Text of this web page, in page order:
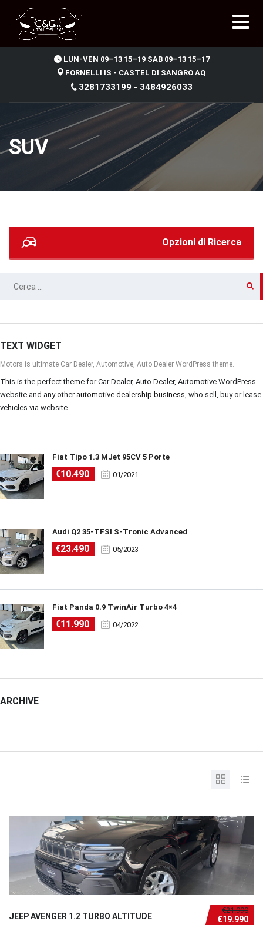
LUN-VEN 09–13 15–19 SAB 09–13 15–17
FORNELLI IS - CASTEL DI SANGRO AQ
3281733199 - 3484926033
SUV
Opzioni di Ricerca
RICERCA
TEXT WIDGET
Motors is ultimate Car Dealer, Automotive, Auto Dealer WordPress theme.
This is the perfect theme for Car Dealer, Auto Dealer, Automotive WordPress
website and any other automotive dealership business, who sell, buy or lease
vehicles via website.
Fiat Tipo 1.3 MJet 95CV 5 Porte
€10.490 01/2021
Audi Q2 35-TFSI S-Tronic Advanced
€23.490 05/2023
Fiat Panda 0.9 TwinAir Turbo 4×4
€11.990 04/2022
ARCHIVE
€21.990
€19.990
JEEP AVENGER 1.2 TURBO ALTITUDE